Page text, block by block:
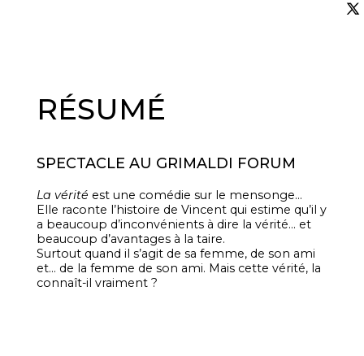
RÉSUMÉ
SPECTACLE AU GRIMALDI FORUM
La vérité est une comédie sur le mensonge…
Elle raconte l’histoire de Vincent qui estime qu’il y
a beaucoup d’inconvénients à dire la vérité… et
beaucoup d’avantages à la taire.
Surtout quand il s’agit de sa femme, de son ami
et… de la femme de son ami. Mais cette vérité, la
connaît-il vraiment ?